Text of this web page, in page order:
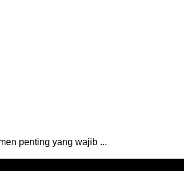
penting yang wajib ...